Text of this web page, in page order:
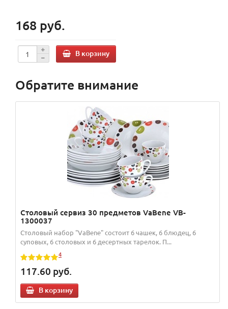
168 руб.
В корзину
Обратите внимание
Столовый сервиз 30 предметов VaBene VB-
1300037
Столовый набор "VaBene" состоит 6 чашек, 6 блюдец, 6
суповых, 6 столовых и 6 десертных тарелок. П...
4
117.60 руб.
В корзину